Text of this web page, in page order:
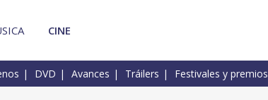
CINE
DVD Avances Tráilers Festivales y premios